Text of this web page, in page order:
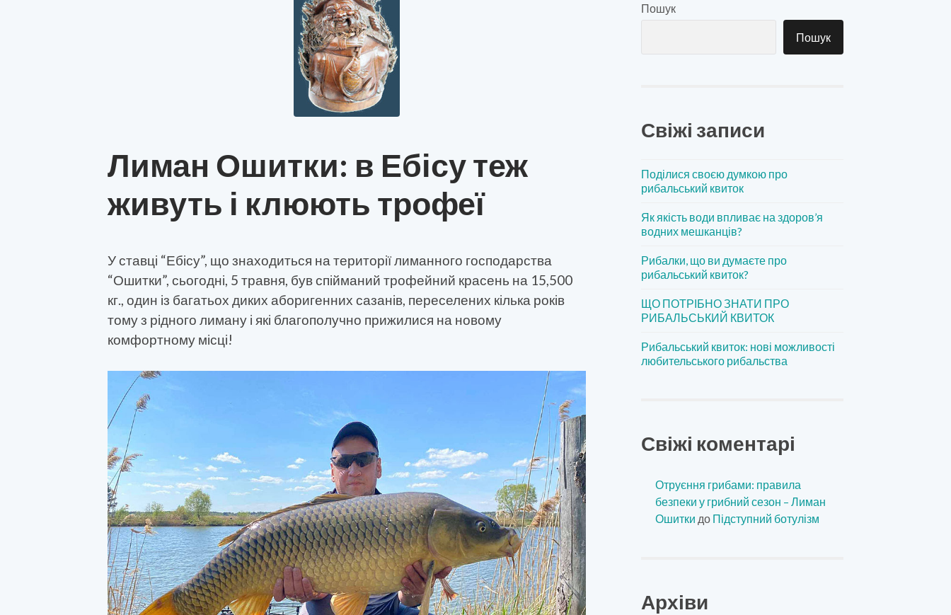
Лиман Ошитки: в Ебісу теж
живуть і клюють трофеї
У ставці “Ебісу”, що знаходиться на території лиманного господарства
“Ошитки”, сьогодні, 5 травня, був спійманий трофейний красень на 15,500
кг., один із багатьох диких аборигенних сазанів, переселених кілька років
тому з рідного лиману і які благополучно прижилися на новому
комфортному місці!
Пошук
Пошук
Свіжі записи
Поділися своєю думкою про
рибальський квиток
Як якість води впливає на здоров’я
водних мешканців?
Рибалки, що ви думаєте про
рибальський квиток?
ЩО ПОТРІБНО ЗНАТИ ПРО
РИБАЛЬСЬКИЙ КВИТОК
Рибальський квиток: нові можливості
любительського рибальства
Свіжі коментарі
Отруєння грибами: правила
безпеки у грибний сезон – Лиман
Ошитки до Підступний ботулізм
Архіви